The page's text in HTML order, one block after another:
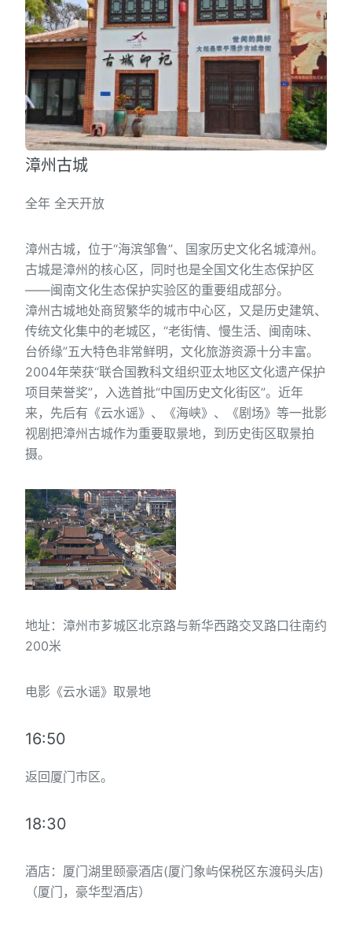
漳州古城
全年 全天开放
漳州古城，位于“海滨邹鲁”、国家历史文化名城漳州。
古城是漳州的核心区，同时也是全国文化生态保护区
——闽南文化生态保护实验区的重要组成部分。
漳州古城地处商贸繁华的城市中心区，又是历史建筑、
传统文化集中的老城区，“老街情、慢生活、闽南味、
台侨缘”五大特色非常鲜明，文化旅游资源十分丰富。
2004年荣获“联合国教科文组织亚太地区文化遗产保护
项目荣誉奖”，入选首批“中国历史文化街区”。近年
来，先后有《云水谣》、《海峡》、《剧场》等一批影
视剧把漳州古城作为重要取景地，到历史街区取景拍
摄。
地址：漳州市芗城区北京路与新华西路交叉路口往南约
200米
电影《云水谣》取景地
16:50
返回厦门市区。
18:30
酒店：厦门湖里颐豪酒店(厦门象屿保税区东渡码头店)
（厦门，豪华型酒店）